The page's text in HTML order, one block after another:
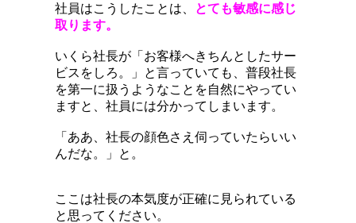
社員はこうしたことは、
とても敏感に感じ
取ります。
いくら社長が「お客様へきちんとしたサー
ビスをしろ。」と言っていても、普段社長
を第一に扱うようなことを自然にやってい
ますと、社員には分かってしまいます。
「ああ、社長の顔色さえ伺っていたらいい
んだな。」と。
ここは社長の本気度が正確に見られている
と思ってください。